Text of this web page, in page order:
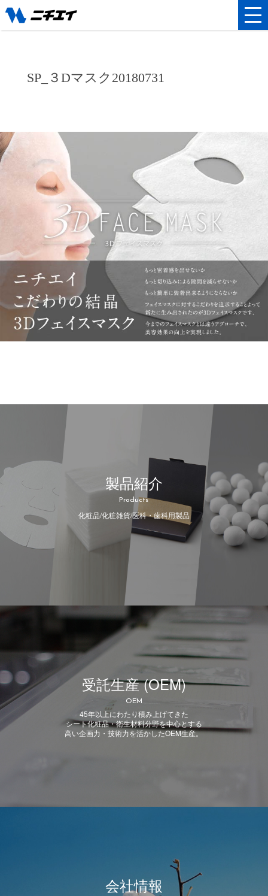
SP_３Dマスク20180731
製品紹介
Products
化粧品/化粧雑貨/医科・歯科用製品
受託生産 (OEM)
OEM
45年以上にわたり積み上げてきた
シート化粧品・衛生材料分野を中心とする
高い企画力・技術力を活かしたOEM生産。
会社情報